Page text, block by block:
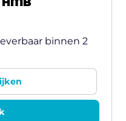
binnen 2